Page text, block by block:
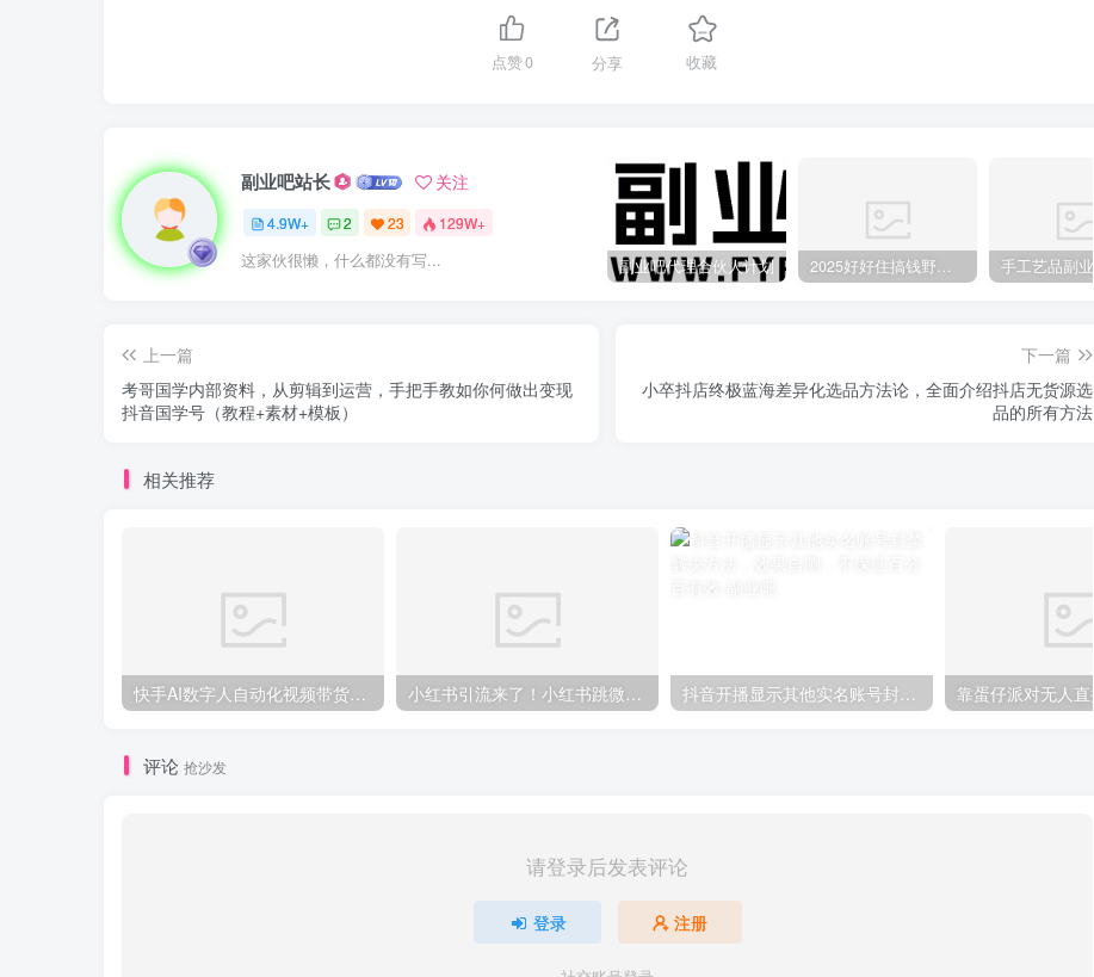
点赞0 分享 收藏
副业吧站长 关注
4.9W+ 2 23 129W+
这家伙很懒，什么都没有写... 副业吧代理合伙人计划 2025好好住搞钱野路子：素人3步变家居博主，日赚500+保姆级教程
上一篇
考哥国学内部资料，从剪辑到运营，手把手教如你‬何做出变现
抖音‬国学号（教程+素材+模板）
下一篇
小卒抖店终极蓝海差异化选品方法论，全面介绍抖店无货源选
品的所有方法
相关推荐
快手AI数字人自动化视频带货实操全流程，干货满满，细节拉满 小红书引流来了！小红书跳微信二维码，1分钟操作即可完成所有步骤
评论 抢沙发
请登录后发表评论
登录 注册